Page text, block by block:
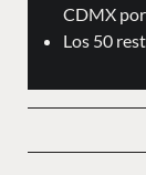
CDMX
Los 50